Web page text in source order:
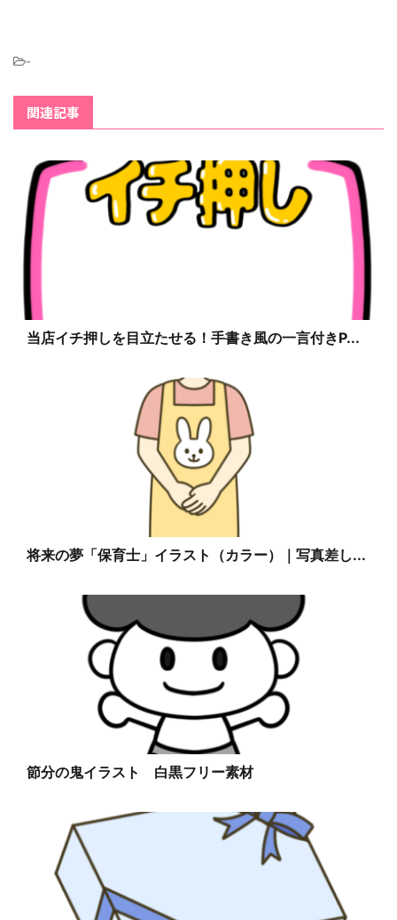
-
関連記事
当店イチ押しを目立たせる！手書き風の一言付きP...
将来の夢「保育士」イラスト（カラー）｜写真差し...
節分の鬼イラスト 白黒フリー素材